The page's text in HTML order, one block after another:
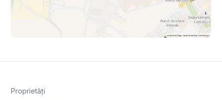
Proprietăți